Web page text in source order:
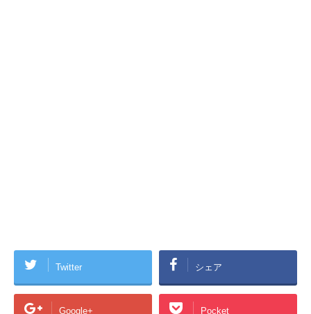
Twitter シェア
Google+ Pocket